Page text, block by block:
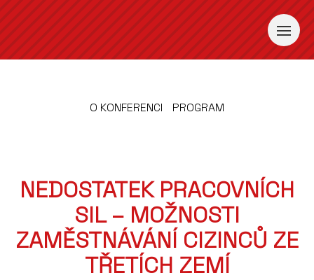
O KONFERENCI PROGRAM
NEDOSTATEK PRACOVNÍCH
SIL – MOŽNOSTI
ZAMĚSTNÁVÁNÍ CIZINCŮ ZE
TŘETÍCH ZEMÍ